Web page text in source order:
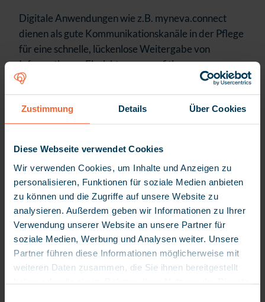
Zustimmung Details Über Cookies
Diese Webseite verwendet Cookies
Wir verwenden Cookies, um Inhalte und Anzeigen zu
personalisieren, Funktionen für soziale Medien anbieten
zu können und die Zugriffe auf unsere Website zu
analysieren. Außerdem geben wir Informationen zu Ihrer
Verwendung unserer Website an unsere Partner für
soziale Medien, Werbung und Analysen weiter. Unsere
Partner führen diese Informationen möglicherweise mit
weiteren Daten zusammen, die Sie ihnen bereitgestellt
Digitale Anwendungen wie z.B. myneva.connect
dienen als gute Kommunikationskanäle in der Pflege
für eine schnelle, lückenlose Weitergabe von
Informationen. Einrichtungen profitieren von
klareren Abläufen, weniger Rückfragen und mehr
Zeit für die Pflege.
Wie myneva.connect die
Kommunikation im Pflegealltag
verbessert
myneva.connect bündelt wichtige
Kommunikationsprozesse in einer zentralen App und
erleichtert damit die Abstimmung zwischen
Pflegekräften, Klientinnen, Klienten und
Angehörigen.